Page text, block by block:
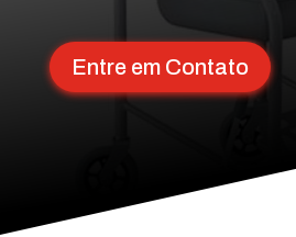
Entre em Contato